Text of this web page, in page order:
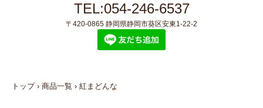
TEL:054-246-6537
〒420-0865 静岡県静岡市葵区安東1-22-2
トップ › 商品一覧 › 紅まどんな